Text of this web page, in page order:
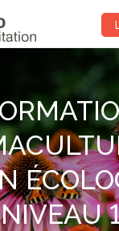
NIVEAU